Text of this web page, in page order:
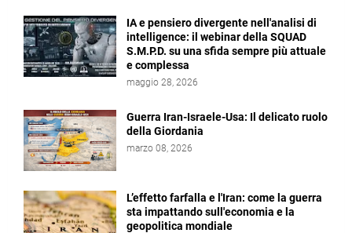
IA e pensiero divergente nell'analisi di
intelligence: il webinar della SQUAD
S.M.P.D. su una sfida sempre più attuale
e complessa
maggio 28, 2026
Guerra Iran-Israele-Usa: Il delicato ruolo
della Giordania
marzo 08, 2026
L’effetto farfalla e l'Iran: come la guerra
sta impattando sull'economia e la
geopolitica mondiale